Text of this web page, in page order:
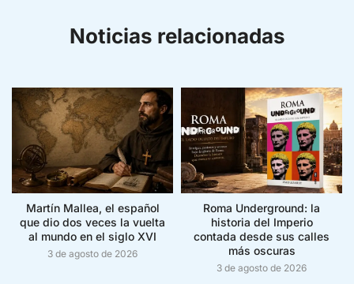
Noticias relacionadas
Martín Mallea, el español
que dio dos veces la vuelta
al mundo en el siglo XVI
3 de agosto de 2026
Roma Underground: la
historia del Imperio
contada desde sus calles
más oscuras
3 de agosto de 2026